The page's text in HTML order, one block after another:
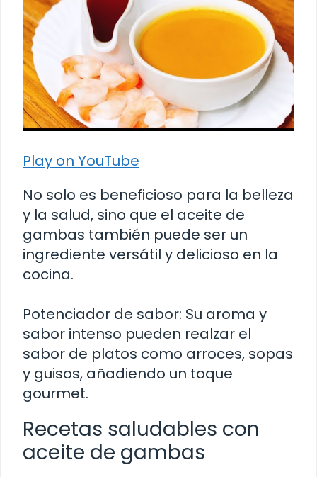
Play on YouTube
No solo es beneficioso para la belleza
y la salud, sino que el aceite de
gambas también puede ser un
ingrediente versátil y delicioso en la
cocina.
Potenciador de sabor: Su aroma y
sabor intenso pueden realzar el
sabor de platos como arroces, sopas
y guisos, añadiendo un toque
gourmet.
Recetas saludables con
aceite de gambas